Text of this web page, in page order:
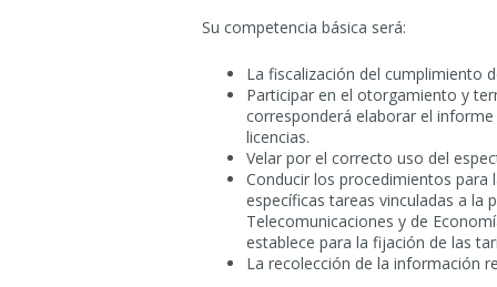
Su competencia básica será:
La fiscalización del cumplimiento
Participar en el otorgamiento y
corresponderá elaborar el
licencias.
Velar por el correcto uso del
Conducir los procedimientos para
específicas tareas vinculadas a
Telecomunicaciones y de
establece para la fijación de las
La recolección de la información